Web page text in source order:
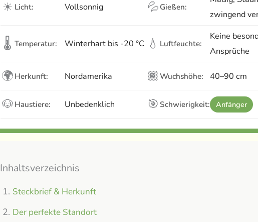
☀ Licht: Vollsonnig 💦 Gießen:
zwingend
🌡 Temperatur: Winterhart bis -20 °C 💧 Luftfeuchte:
Keine
Ansprüche
🌍 Herkunft: Nordamerika 🏾 Wuchshöhe: 40–90 cm
🐶 Haustiere: Unbedenklich 🎯 Schwierigkeit: Anfänger
Inhaltsverzeichnis
Steckbrief & Herkunft
Der perfekte Standort